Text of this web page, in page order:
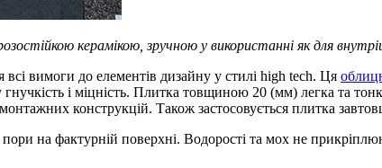
керамікою, зручною у використанні як для
всі вимоги до елементів дизайну у стилі high tech. Ця
і міцність. Плитка товщиною 20 (мм) легка та
конструкцій. Також застосовується плитка
на фактурній поверхні. Водорості та мох не